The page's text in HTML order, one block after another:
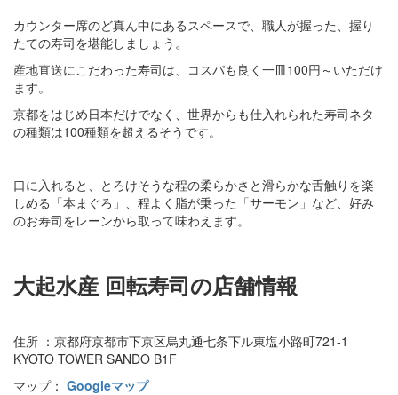
カウンター席のど真ん中にあるスペースで、職人が握った、握り
たての寿司を堪能しましょう。
産地直送にこだわった寿司は、コスパも良く一皿100円～いただけ
ます。
京都をはじめ日本だけでなく、世界からも仕入れられた寿司ネタ
の種類は100種類を超えるそうです。
口に入れると、とろけそうな程の柔らかさと滑らかな舌触りを楽
しめる「本まぐろ」、程よく脂が乗った「サーモン」など、好み
のお寿司をレーンから取って味わえます。
大起水産 回転寿司の店舗情報
住所 ：京都府京都市下京区烏丸通七条下ル東塩小路町721-1
KYOTO TOWER SANDO B1F
マップ： Googleマップ